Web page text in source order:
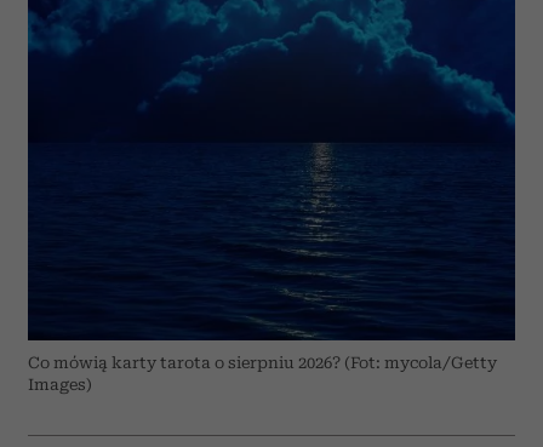
Co mówią karty tarota o sierpniu 2026? (Fot: mycola/Getty
Images)